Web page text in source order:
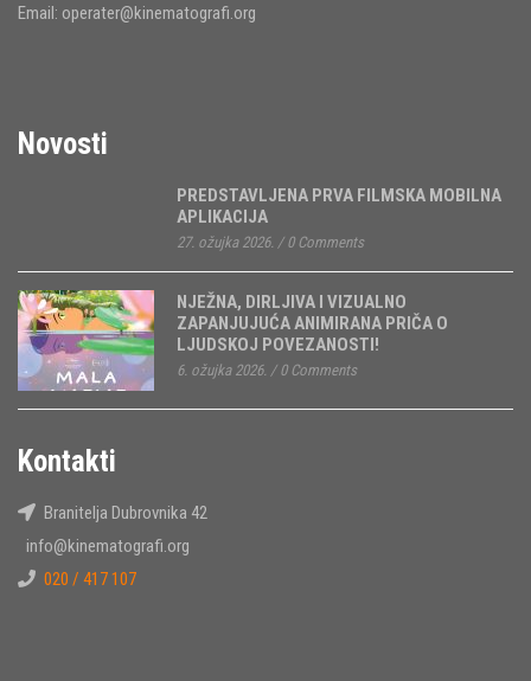
Email: operater@kinematografi.org
Novosti
PREDSTAVLJENA PRVA FILMSKA MOBILNA
APLIKACIJA
27. ožujka 2026. / 0 Comments
NJEŽNA, DIRLJIVA I VIZUALNO
ZAPANJUJUĆA ANIMIRANA PRIČA O
LJUDSKOJ POVEZANOSTI!
6. ožujka 2026. / 0 Comments
Kontakti
Branitelja Dubrovnika 42
info@kinematografi.org
020 / 417 107